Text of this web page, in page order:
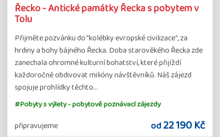
Řecko - Antické památky Řecka s pobytem v
Tolu
Přijměte pozvánku do "kolébky evropské civilizace", za
hrdiny a bohy bájného Řecka. Doba starověkého Řecka zde
zanechala ohromné kulturní bohatství, které přijíždí
každoročně obdivovat milióny návštěvníků. Náš zájezd
spojuje prohlídky těchto…
#Pobyty s výlety - pobytově poznávací zájezdy
připravujeme od22 190 Kč